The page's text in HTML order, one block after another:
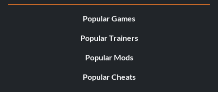
Popular Games
Popular Trainers
Popular Mods
Popular Cheats